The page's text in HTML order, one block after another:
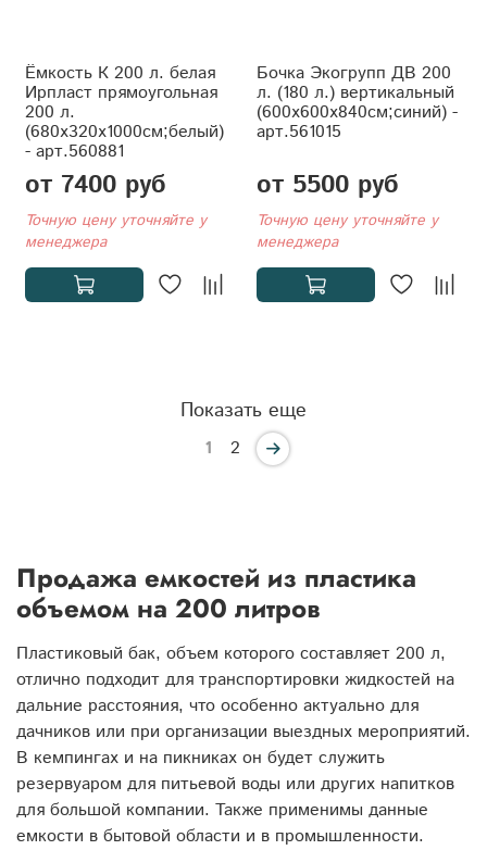
Ёмкость К 200 л. белая
Ирпласт прямоугольная
200 л.
(680x320x1000см;белый)
- арт.560881
от 7400 руб
Точную цену уточняйте у
менеджера
Бочка Экогрупп ДВ 200
л. (180 л.) вертикальный
(600x600x840см;синий) -
арт.561015
от 5500 руб
Точную цену уточняйте у
менеджера
Показать еще
1 2
Продажа емкостей из пластика
объемом на 200 литров
Пластиковый бак, объем которого составляет 200 л,
отлично подходит для транспортировки жидкостей на
дальние расстояния, что особенно актуально для
дачников или при организации выездных мероприятий.
В кемпингах и на пикниках он будет служить
резервуаром для питьевой воды или других напитков
для большой компании. Также применимы данные
емкости в бытовой области и в промышленности.